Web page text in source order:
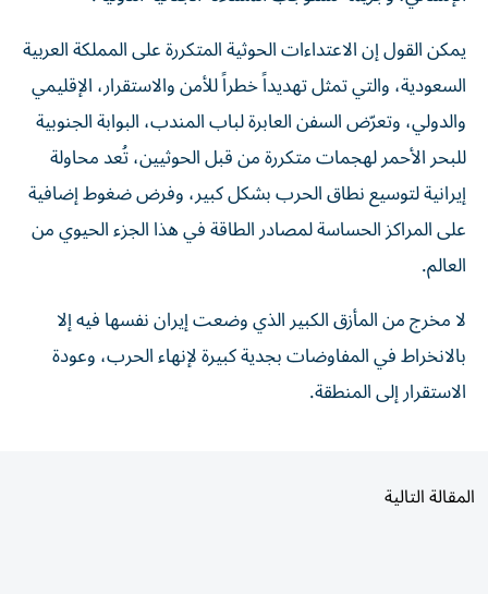
يمكن القول إن الاعتداءات الحوثية المتكررة على المملكة العربية
السعودية، والتي تمثل تهديداً خطراً للأمن والاستقرار، الإقليمي
والدولي، وتعرّض السفن العابرة لباب المندب، البوابة الجنوبية
للبحر الأحمر لهجمات متكررة من قبل الحوثيين، تُعد محاولة
إيرانية لتوسيع نطاق الحرب بشكل كبير، وفرض ضغوط إضافية
على المراكز الحساسة لمصادر الطاقة في هذا الجزء الحيوي من
العالم.
لا مخرج من المأزق الكبير الذي وضعت إيران نفسها فيه إلا
بالانخراط في المفاوضات بجدية كبيرة لإنهاء الحرب، وعودة
الاستقرار إلى المنطقة.
المقالة التالية